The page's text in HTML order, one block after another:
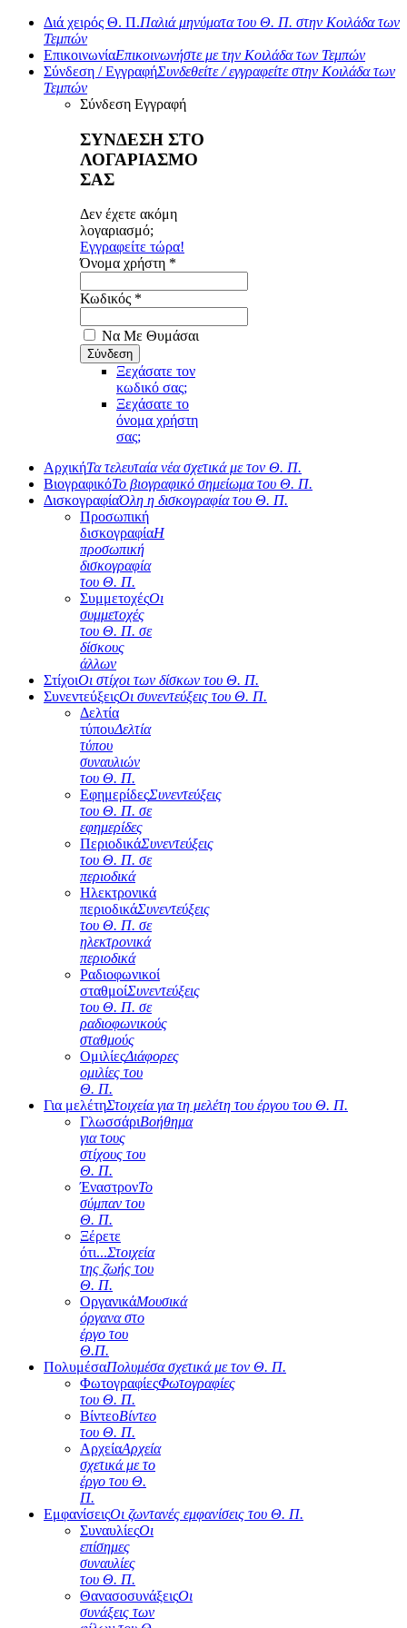
Διά χειρός Θ. Π.Παλιά μηνύματα του Θ. Π. στην Κοιλάδα των
Τεμπών
ΕπικοινωνίαΕπικοινωνήστε με την Κοιλάδα των Τεμπών
Σύνδεση / ΕγγραφήΣυνδεθείτε / εγγραφείτε στην Κοιλάδα των
Τεμπών
Σύνδεση Εγγραφή
ΣΥΝΔΕΣΗ ΣΤΟ
ΛΟΓΑΡΙΑΣΜΟ
ΣΑΣ
Δεν έχετε ακόμη
λογαριασμό;
Εγγραφείτε τώρα!
Όνομα χρήστη *
Κωδικός *
Να Με Θυμάσαι
Ξεχάσατε τον
κωδικό σας;
Ξεχάσατε το
όνομα χρήστη
σας;
ΑρχικήΤα τελευταία νέα σχετικά με τον Θ. Π.
ΒιογραφικόΤο βιογραφικό σημείωμα του Θ. Π.
ΔισκογραφίαΌλη η δισκογραφία του Θ. Π.
Προσωπική
δισκογραφίαΗ
προσωπική
δισκογραφία
του Θ. Π.
ΣυμμετοχέςΟι
συμμετοχές
του Θ. Π. σε
δίσκους
άλλων
ΣτίχοιΟι στίχοι των δίσκων του Θ. Π.
ΣυνεντεύξειςΟι συνεντεύξεις του Θ. Π.
Δελτία
τύπουΔελτία
τύπου
συναυλιών
του Θ. Π.
ΕφημερίδεςΣυνεντεύξεις
του Θ. Π. σε
εφημερίδες
ΠεριοδικάΣυνεντεύξεις
του Θ. Π. σε
περιοδικά
Ηλεκτρονικά
περιοδικάΣυνεντεύξεις
του Θ. Π. σε
ηλεκτρονικά
περιοδικά
Ραδιοφωνικοί
σταθμοίΣυνεντεύξεις
του Θ. Π. σε
ραδιοφωνικούς
σταθμούς
ΟμιλίεςΔιάφορες
ομιλίες του
Θ. Π.
Για μελέτηΣτοιχεία για τη μελέτη του έργου του Θ. Π.
ΓλωσσάριΒοήθημα
για τους
στίχους του
Θ. Π.
ΈναστρονΤο
σύμπαν του
Θ. Π.
Ξέρετε
ότι...Στοιχεία
της ζωής του
Θ. Π.
ΟργανικάΜουσικά
όργανα στο
έργο του
Θ.Π.
ΠολυμέσαΠολυμέσα σχετικά με τον Θ. Π.
ΦωτογραφίεςΦωτογραφίες
του Θ. Π.
ΒίντεοΒίντεο
του Θ. Π.
ΑρχείαΑρχεία
σχετικά με το
έργο του Θ.
Π.
ΕμφανίσειςΟι ζωντανές εμφανίσεις του Θ. Π.
ΣυναυλίεςΟι
επίσημες
συναυλίες
του Θ. Π.
ΘανασοσυνάξειςΟι
συνάξεις των